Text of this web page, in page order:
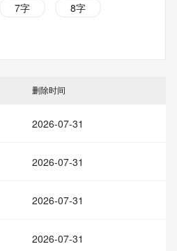
7字
8字
删除时间
2026-07-31
2026-07-31
2026-07-31
2026-07-31